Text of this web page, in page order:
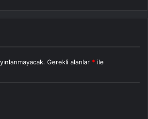
Gerekli alanlar * ile